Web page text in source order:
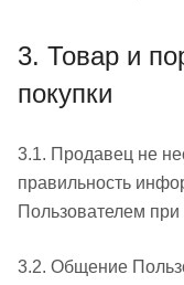
3. Товар и
покупки
3.1. Продавец не
правильность
Пользователем при
3.2. Общение